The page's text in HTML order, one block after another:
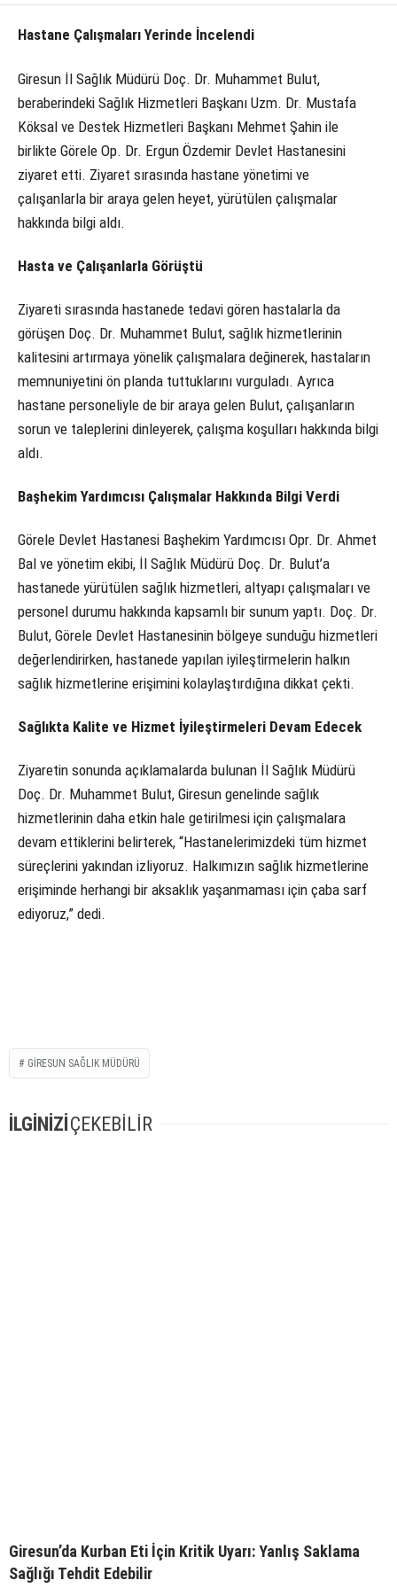
Hastane Çalışmaları Yerinde İncelendi
Giresun İl Sağlık Müdürü Doç. Dr. Muhammet Bulut,
beraberindeki Sağlık Hizmetleri Başkanı Uzm. Dr. Mustafa
Köksal ve Destek Hizmetleri Başkanı Mehmet Şahin ile
birlikte Görele Op. Dr. Ergun Özdemir Devlet Hastanesini
ziyaret etti. Ziyaret sırasında hastane yönetimi ve
çalışanlarla bir araya gelen heyet, yürütülen çalışmalar
hakkında bilgi aldı.
Hasta ve Çalışanlarla Görüştü
Ziyareti sırasında hastanede tedavi gören hastalarla da
görüşen Doç. Dr. Muhammet Bulut, sağlık hizmetlerinin
kalitesini artırmaya yönelik çalışmalara değinerek, hastaların
memnuniyetini ön planda tuttuklarını vurguladı. Ayrıca
hastane personeliyle de bir araya gelen Bulut, çalışanların
sorun ve taleplerini dinleyerek, çalışma koşulları hakkında bilgi
aldı.
Başhekim Yardımcısı Çalışmalar Hakkında Bilgi Verdi
Görele Devlet Hastanesi Başhekim Yardımcısı Opr. Dr. Ahmet
Bal ve yönetim ekibi, İl Sağlık Müdürü Doç. Dr. Bulut’a
hastanede yürütülen sağlık hizmetleri, altyapı çalışmaları ve
personel durumu hakkında kapsamlı bir sunum yaptı. Doç. Dr.
Bulut, Görele Devlet Hastanesinin bölgeye sunduğu hizmetleri
değerlendirirken, hastanede yapılan iyileştirmelerin halkın
sağlık hizmetlerine erişimini kolaylaştırdığına dikkat çekti.
Sağlıkta Kalite ve Hizmet İyileştirmeleri Devam Edecek
Ziyaretin sonunda açıklamalarda bulunan İl Sağlık Müdürü
Doç. Dr. Muhammet Bulut, Giresun genelinde sağlık
hizmetlerinin daha etkin hale getirilmesi için çalışmalara
devam ettiklerini belirterek, “Hastanelerimizdeki tüm hizmet
süreçlerini yakından izliyoruz. Halkımızın sağlık hizmetlerine
erişiminde herhangi bir aksaklık yaşanmaması için çaba sarf
ediyoruz,” dedi.
GIRESUN SAĞLIK MÜDÜRÜ
İLGİNİZİÇEKEBİLİR
Giresun’da Kurban Eti İçin Kritik Uyarı: Yanlış Saklama
Sağlığı Tehdit Edebilir